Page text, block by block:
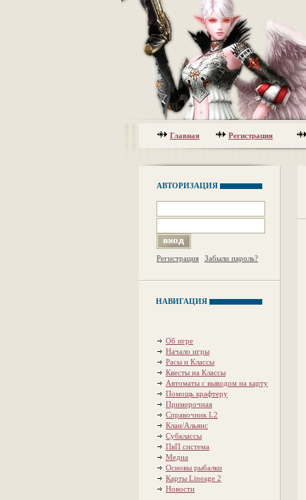
Главная Регистрация
АВТОРИЗАЦИЯ
Регистрация Забыли пароль?
НАВИГАЦИЯ
Об игре
Начало игры
Расы и Классы
Квесты на Классы
Автоматы с выводом на карту
Помощь крафтеру
Примерочная
Справочник L2
Клан/Альянс
Субклассы
ПвП система
Медиа
Основы рыбалки
Карты Lineage 2
Новости